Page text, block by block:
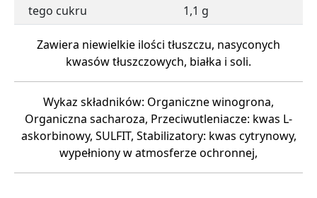
tego cukru
1,1 g
Zawiera niewielkie ilości tłuszczu, nasyconych
kwasów tłuszczowych, białka i soli.
Wykaz składników: Organiczne winogrona,
Organiczna sacharoza, Przeciwutleniacze: kwas L-
askorbinowy, SULFIT, Stabilizatory: kwas cytrynowy,
wypełniony w atmosferze ochronnej,